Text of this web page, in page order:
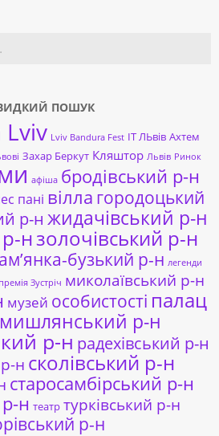
ПОШУК
Lviv Bandura Fest ІТ ЛЬвів Ахтем
Захар Беркут Кляштор Львів Ринок
афіша бродівський р-н
пані вілла городоцький
р-н жидачівський р-н
нзолочівський р-н
бузький р-н легенди
Зустріч миколаївський р-н
музей особистості палац
р-н
р-н радехівський р-н
н сколівський р-н
старосамбірський р-н
н театр турківський р-н
р-н